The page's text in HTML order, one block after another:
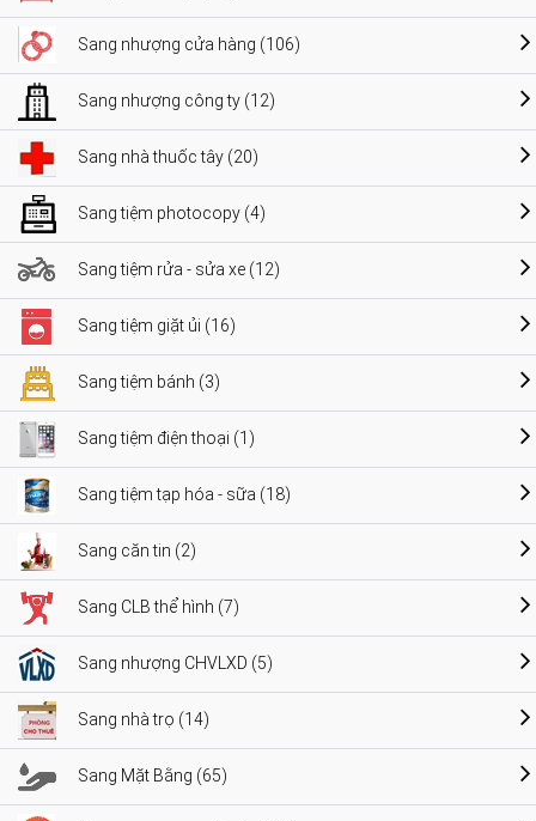
Sang nhượng cửa hàng (106)
Sang nhượng công ty (12)
Sang nhà thuốc tây (20)
Sang tiệm photocopy (4)
Sang tiệm rửa - sửa xe (12)
Sang tiệm giặt ủi (16)
Sang tiệm bánh (3)
Sang tiệm điện thoại (1)
Sang tiệm tạp hóa - sữa (18)
Sang căn tin (2)
Sang CLB thể hình (7)
Sang nhượng CHVLXD (5)
Sang nhà trọ (14)
Sang Mặt Bằng (65)